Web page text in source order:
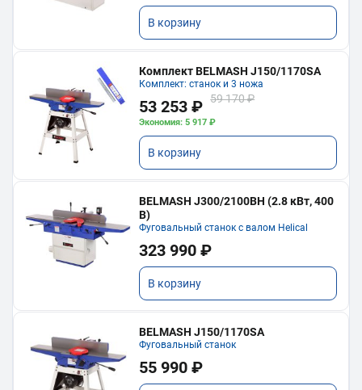
В корзину
Комплект BELMASH J150/1170SA
Комплект: станок и 3 ножа
53 253 ₽ 59 170 ₽
Экономия: 5 917 ₽
В корзину
BELMASH J300/2100ВH (2.8 кВт, 400
В)
Фуговальный станок с валом Helical
323 990 ₽
В корзину
BELMASH J150/1170SA
Фуговальный станок
55 990 ₽